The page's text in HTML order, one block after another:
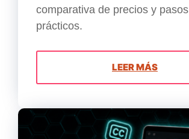
comparativa de precios y pasos
prácticos.
LEER MÁS